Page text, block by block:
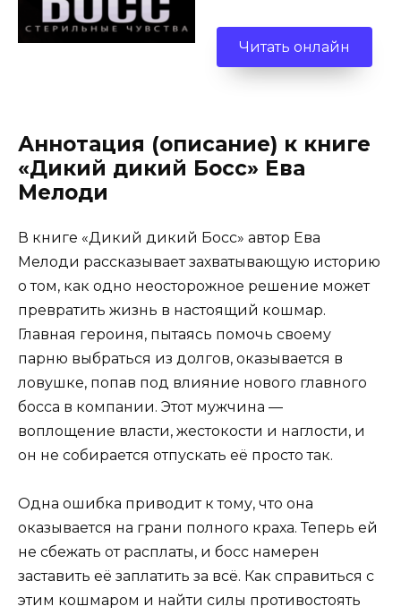
Читать онлайн
Аннотация (описание) к книге
«Дикий дикий Босс» Ева
Мелоди
В книге «Дикий дикий Босс» автор Ева
Мелоди рассказывает захватывающую историю
о том, как одно неосторожное решение может
превратить жизнь в настоящий кошмар.
Главная героиня, пытаясь помочь своему
парню выбраться из долгов, оказывается в
ловушке, попав под влияние нового главного
босса в компании. Этот мужчина —
воплощение власти, жестокости и наглости, и
он не собирается отпускать её просто так.
Одна ошибка приводит к тому, что она
оказывается на грани полного краха. Теперь ей
не сбежать от расплаты, и босс намерен
заставить её заплатить за всё. Как справиться с
этим кошмаром и найти силы противостоять